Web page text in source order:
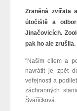
Zraněná zvířata
útočiště a
Jinačovicích.
pak ho ale
"Naším cílem a
navrátit je zpět
veřejnosti a
záchranných
Švaříčková.